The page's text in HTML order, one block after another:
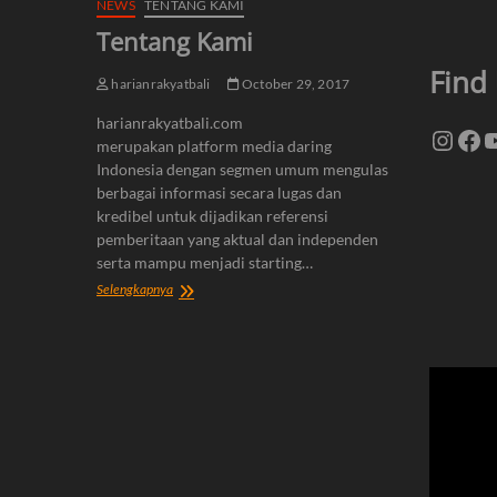
NEWS TENTANG KAMI
Tentang Kami
harianrakyatbali October 29, 2017
harianrakyatbali.com
merupakan platform media daring
Indonesia dengan segmen umum mengulas
berbagai informasi secara lugas dan
kredibel untuk dijadikan referensi
pemberitaan yang aktual dan independen
serta mampu menjadi starting…
SelengkapnyaTentang
Find